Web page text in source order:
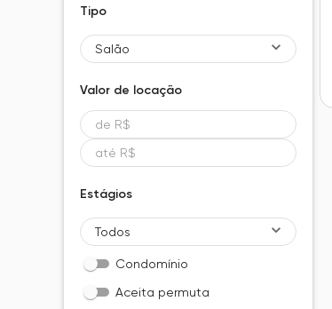
Tipo
Salão
Valor de locação
Estágios
Todos
Condomínio
Aceita permuta